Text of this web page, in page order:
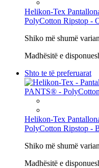
Helikon-Tex
PolyCotton Ripstop -
Shiko më shumë
Madhësitë e
Shto te të preferuarat
Helikon-Tex
PolyCotton Ripstop -
Shiko më shumë
Madhësitë e